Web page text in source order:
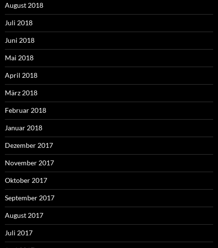
August 2018
Juli 2018
Juni 2018
Mai 2018
April 2018
März 2018
Februar 2018
Januar 2018
Dezember 2017
November 2017
Oktober 2017
September 2017
August 2017
Juli 2017